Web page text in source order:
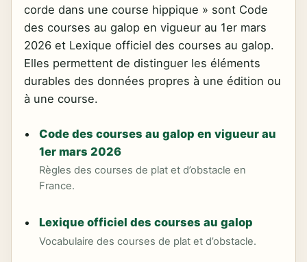
corde dans une course hippique » sont Code
des courses au galop en vigueur au 1er mars
2026 et Lexique officiel des courses au galop.
Elles permettent de distinguer les éléments
durables des données propres à une édition ou
à une course.
Code des courses au galop en vigueur au
1er mars 2026
Règles des courses de plat et d’obstacle en
France.
Lexique officiel des courses au galop
Vocabulaire des courses de plat et d’obstacle.